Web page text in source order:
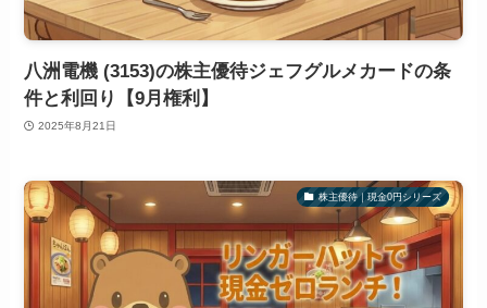
八洲電機 (3153)の株主優待ジェフグルメカードの条
件と利回り【9月権利】
2025年8月21日
株主優待｜現金0円シリーズ